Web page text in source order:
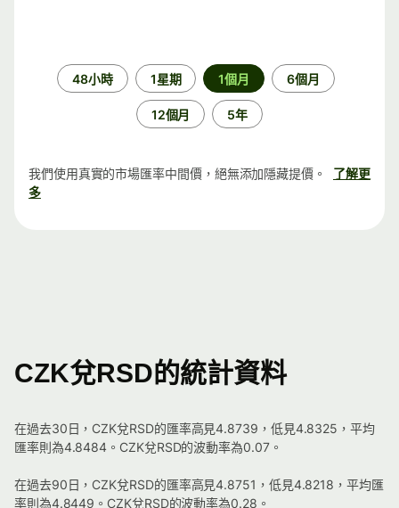
48小時 1星期 1個月 6個月
12個月 5年
我們使用真實的市場匯率中間價，絕無添加隱藏提價。
了解更
多
CZK兌RSD的統計資料
在過去30日，CZK兌RSD的匯率高見4.8739，低見4.8325，平均
匯率則為4.8484。CZK兌RSD的波動率為0.07。
在過去90日，CZK兌RSD的匯率高見4.8751，低見4.8218，平均匯
率則為4.8449。CZK兌RSD的波動率為0.28。